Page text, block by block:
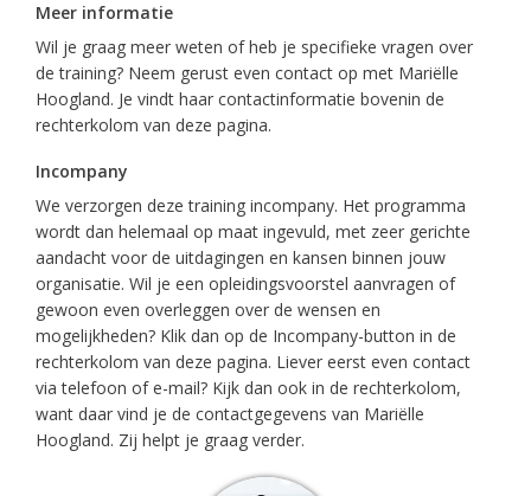
Meer informatie
Wil je graag meer weten of heb je specifieke vragen over
de training? Neem gerust even contact op met Mariëlle
Hoogland. Je vindt haar contactinformatie bovenin de
rechterkolom van deze pagina.
Incompany
We verzorgen deze training incompany. Het programma
wordt dan helemaal op maat ingevuld, met zeer gerichte
aandacht voor de uitdagingen en kansen binnen jouw
organisatie. Wil je een opleidingsvoorstel aanvragen of
gewoon even overleggen over de wensen en
mogelijkheden? Klik dan op de Incompany-button in de
rechterkolom van deze pagina. Liever eerst even contact
via telefoon of e-mail? Kijk dan ook in de rechterkolom,
want daar vind je de contactgegevens van Mariëlle
Hoogland. Zij helpt je graag verder.